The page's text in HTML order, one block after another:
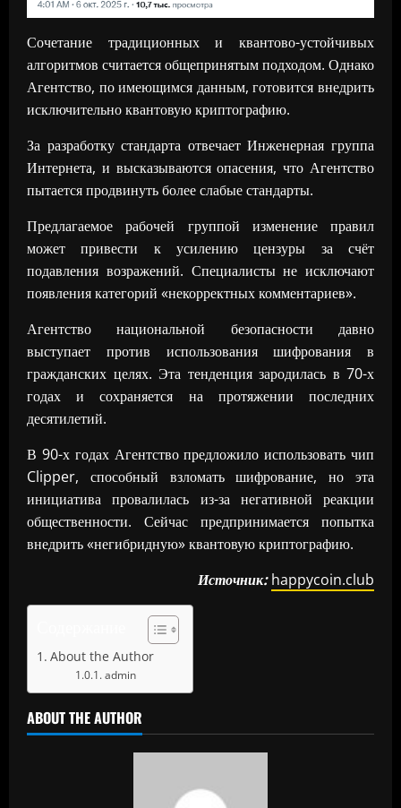
Сочетание традиционных и квантово-устойчивых
алгоритмов считается общепринятым подходом. Однако
Агентство, по имеющимся данным, готовится внедрить
исключительно квантовую криптографию.
За разработку стандарта отвечает Инженерная группа
Интернета, и высказываются опасения, что Агентство
пытается продвинуть более слабые стандарты.
Предлагаемое рабочей группой изменение правил
может привести к усилению цензуры за счёт
подавления возражений. Специалисты не исключают
появления категорий «некорректных комментариев».
Агентство национальной безопасности давно
выступает против использования шифрования в
гражданских целях. Эта тенденция зародилась в 70-х
годах и сохраняется на протяжении последних
десятилетий.
В 90-х годах Агентство предложило использовать чип
Clipper, способный взломать шифрование, но эта
инициатива провалилась из-за негативной реакции
общественности. Сейчас предпринимается попытка
внедрить «негибридную» квантовую криптографию.
Источник: happycoin.club
About the Author
admin
ABOUT THE AUTHOR